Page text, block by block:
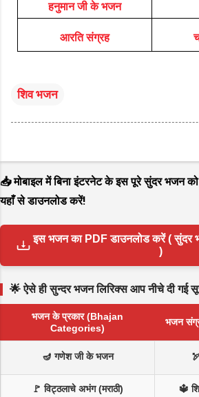
हनुमान जी के भजन
आरति संग्रह
शिव भजन
📥 मोबाइल में बिना इंटरनेट के इस पूरे सुंदर भजन
यहाँ से डाउनलोड करें!
इस भजन का PDF डाउनलोड करें ( सुंदर
)
🌟 ऐसे ही सुन्दर भजन लिरिक्स आप नीचे दी गई
भजन के प्रकार (Bhajan
Categories)
भजन
🪔 गणेश जी के भजन
🚩 विट्ठलाचे अभंग (मराठी) 🔱